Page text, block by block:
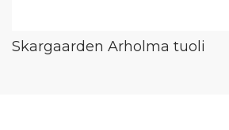
Skargaarden Arholma tuoli